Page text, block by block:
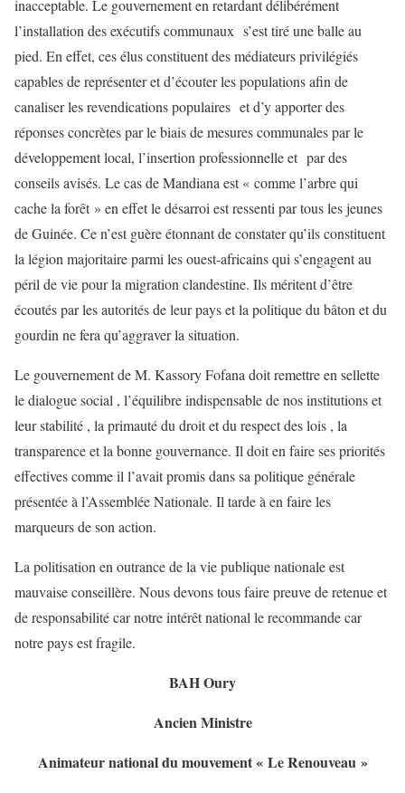
inacceptable. Le gouvernement en retardant délibérément
l’installation des exécutifs communaux s’est tiré une balle au
pied. En effet, ces élus constituent des médiateurs privilégiés
capables de représenter et d’écouter les populations afin de
canaliser les revendications populaires et d’y apporter des
réponses concrètes par le biais de mesures communales par le
développement local, l’insertion professionnelle et par des
conseils avisés. Le cas de Mandiana est « comme l’arbre qui
cache la forêt » en effet le désarroi est ressenti par tous les jeunes
de Guinée. Ce n’est guère étonnant de constater qu’ils constituent
la légion majoritaire parmi les ouest-africains qui s’engagent au
péril de vie pour la migration clandestine. Ils méritent d’être
écoutés par les autorités de leur pays et la politique du bâton et du
gourdin ne fera qu’aggraver la situation.
Le gouvernement de M. Kassory Fofana doit remettre en sellette
le dialogue social , l’équilibre indispensable de nos institutions et
leur stabilité , la primauté du droit et du respect des lois , la
transparence et la bonne gouvernance. Il doit en faire ses priorités
effectives comme il l’avait promis dans sa politique générale
présentée à l’Assemblée Nationale. Il tarde à en faire les
marqueurs de son action.
La politisation en outrance de la vie publique nationale est
mauvaise conseillère. Nous devons tous faire preuve de retenue et
de responsabilité car notre intérêt national le recommande car
notre pays est fragile.
BAH Oury
Ancien Ministre
Animateur national du mouvement « Le Renouveau »